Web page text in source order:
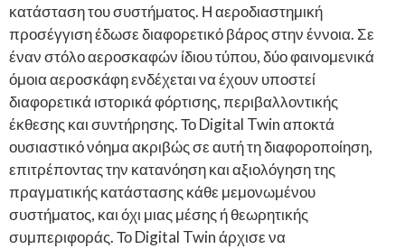
κατάσταση του συστήματος. Η αεροδιαστημική
προσέγγιση έδωσε διαφορετικό βάρος στην έννοια. Σε
έναν στόλο αεροσκαφών ίδιου τύπου, δύο φαινομενικά
όμοια αεροσκάφη ενδέχεται να έχουν υποστεί
διαφορετικά ιστορικά φόρτισης, περιβαλλοντικής
έκθεσης και συντήρησης. Το Digital Twin αποκτά
ουσιαστικό νόημα ακριβώς σε αυτή τη διαφοροποίηση,
επιτρέποντας την κατανόηση και αξιολόγηση της
πραγματικής κατάστασης κάθε μεμονωμένου
συστήματος, και όχι μιας μέσης ή θεωρητικής
συμπεριφοράς. Το Digital Twin άρχισε να